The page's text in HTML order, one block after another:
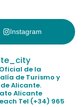
Instagram
de la
de Turismo y
Alicante.
Alicante
Tel (+34) 965